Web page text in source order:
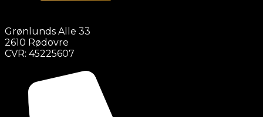
Grønlunds Alle 33
2610 Rødovre
CVR: 45225607